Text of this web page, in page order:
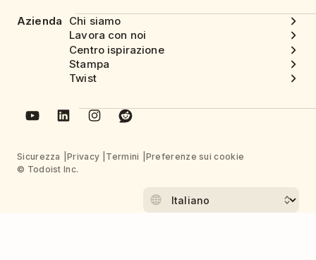
Azienda
Chi siamo
Lavora con noi
Centro ispirazione
Stampa
Twist
Sicurezza Privacy Termini
Preferenze sui cookie
© Todoist Inc.